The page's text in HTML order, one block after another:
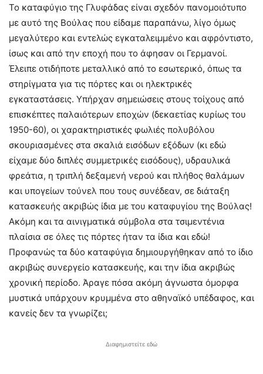
Το καταφύγιο της Γλυφάδας είναι σχεδόν πανομοιότυπο
με αυτό της Βούλας που είδαμε παραπάνω, λίγο όμως
μεγαλύτερο και εντελώς εγκαταλειμμένο και αφρόντιστο,
ίσως και από την εποχή που το άφησαν οι Γερμανοί.
Έλειπε οτιδήποτε μεταλλικό από το εσωτερικό, όπως τα
στηρίγματα για τις πόρτες και οι ηλεκτρικές
εγκαταστάσεις. Υπήρχαν σημειώσεις στους τοίχους από
επισκέπτες παλαιότερων εποχών (δεκαετίας κυρίως του
1950-60), οι χαρακτηριστικές φωλιές πολυβόλου
σκουριασμένες στα σκαλιά εισόδων εξόδων (κι εδώ
είχαμε δύο διπλές συμμετρικές εισόδους), υδραυλικά
φρεάτια, η τριπλή δεξαμενή νερού και πλήθος θαλάμων
και υπογείων τούνελ που τους συνέδεαν, σε διάταξη
κατασκευής ακριβώς ίδια με του καταφυγίου της Βούλας!
Ακόμη και τα αινιγματικά σύμβολα στα τσιμεντένια
πλαίσια σε όλες τις πόρτες ήταν τα ίδια και εδώ!
Προφανώς τα δύο καταφύγια δημιουργήθηκαν από το ίδιο
ακριβώς συνεργείο κατασκευής, και την ίδια ακριβώς
χρονική περίοδο. Άραγε πόσα ακόμη άγνωστα όμορφα
μυστικά υπάρχουν κρυμμένα στο αθηναϊκό υπέδαφος, και
κανείς δεν τα γνωρίζει;
Διαφημιστείτε εδώ